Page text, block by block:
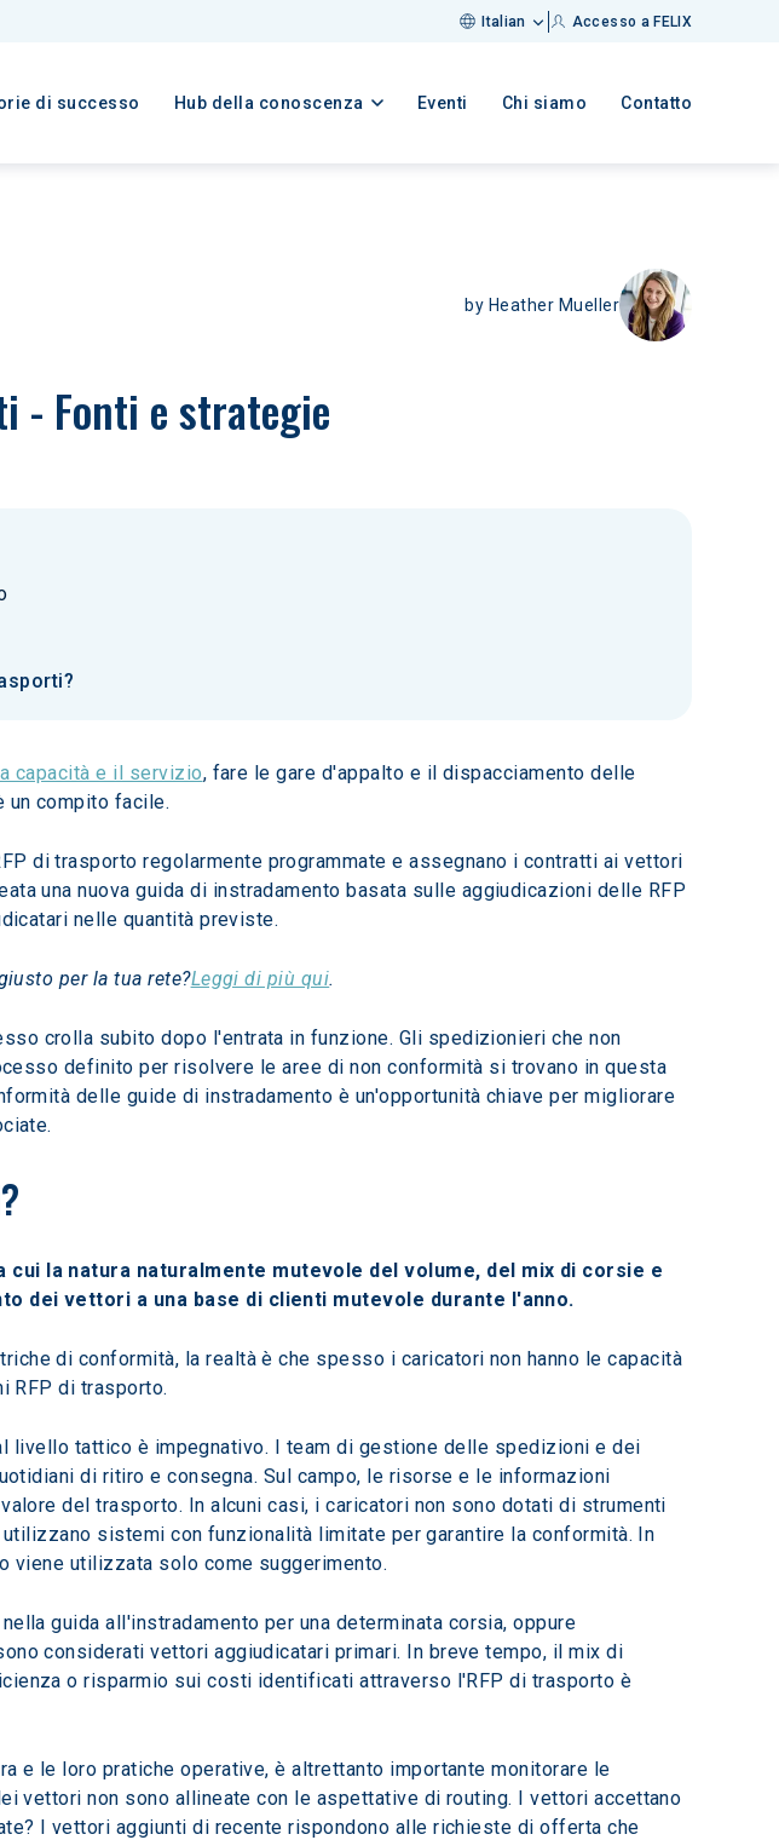
Italian Accesso a FELIX
di successo Hub della conoscenza Eventi Chi siamo Contatto
by Heather Mueller
- Fonti e strategie
capacità e il servizio, fare le gare d'appalto e il dispacciamento delle
un compito facile.
di trasporto regolarmente programmate e assegnano i contratti ai vettori
una nuova guida di instradamento basata sulle aggiudicazioni delle RFP
nelle quantità previste.
per la tua rete?Leggi di più qui.
crolla subito dopo l'entrata in funzione. Gli spedizionieri che non
definito per risolvere le aree di non conformità si trovano in questa
delle guide di instradamento è un'opportunità chiave per migliorare
la natura naturalmente mutevole del volume, del mix di corsie e
dei vettori a una base di clienti mutevole durante l'anno.
di conformità, la realtà è che spesso i caricatori non hanno le capacità
RFP di trasporto.
tattico è impegnativo. I team di gestione delle spedizioni e dei
di ritiro e consegna. Sul campo, le risorse e le informazioni
del trasporto. In alcuni casi, i caricatori non sono dotati di strumenti
sistemi con funzionalità limitate per garantire la conformità. In
viene utilizzata solo come suggerimento.
guida all'instradamento per una determinata corsia, oppure
considerati vettori aggiudicatari primari. In breve tempo, il mix di
o risparmio sui costi identificati attraverso l'RFP di trasporto è
e le loro pratiche operative, è altrettanto importante monitorare le
non sono allineate con le aspettative di routing. I vettori accettano
I vettori aggiunti di recente rispondono alle richieste di offerta che